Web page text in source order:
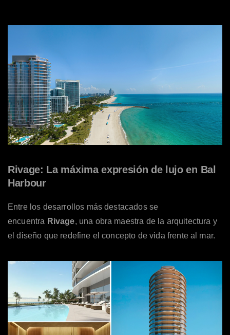
Rivage: La máxima expresión de lujo en Bal
Harbour
Entre los desarrollos más destacados se
encuentra Rivage, una obra maestra de la arquitectura y
el diseño que redefine el concepto de vida frente al mar.